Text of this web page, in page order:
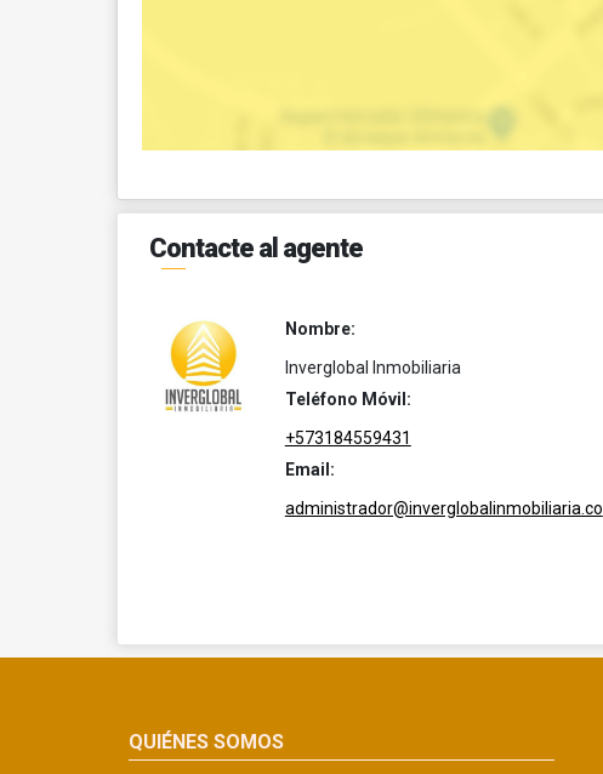
Contacte al agente
Nombre:
Inverglobal Inmobiliaria
Teléfono Móvil:
+573184559431
Email:
administrador@inverglobalinmobiliaria.co
QUIÉNES SOMOS